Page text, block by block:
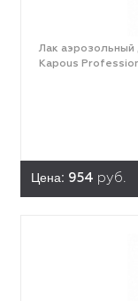
Лак аэрозольный
Kapous
Цена: 954 руб.